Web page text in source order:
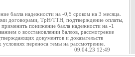
балла надежности на -0,5 сроком на 3 месяца.
договорами, ТрН/ТТН, подтверждение оплаты,
понижение балла надежности на -1
о восстановлении баллов, рассмотрение
документов и доказательств
переноса темы на рассмотрение.
09.04.23 12:49